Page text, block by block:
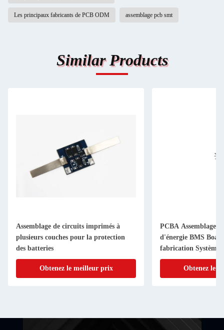
Les principaux fabricants de PCB ODM assemblage pcb smt
Similar Products
Assemblage de circuits imprimés à
plusieurs couches pour la protection
des batteries
Obtenez le meilleur prix
PCBA Assemblage
d'énergie BMS
fabrication Système
l'alimentation
Obtenez le